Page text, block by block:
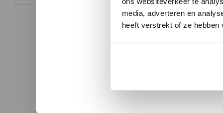
media, adverteren en
heeft verstrekt of ze